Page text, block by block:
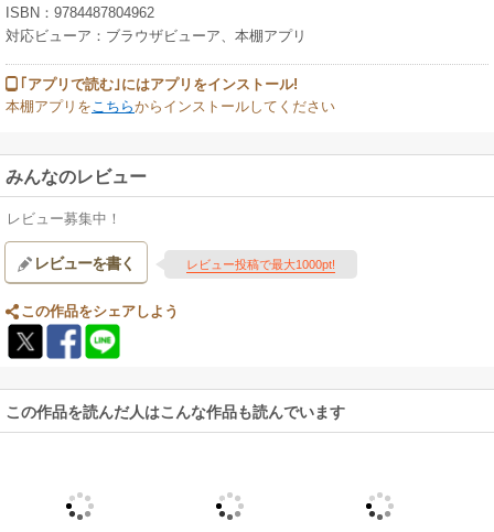
ISBN：9784487804962
対応ビューア：ブラウザビューア、本棚アプリ
｢アプリで読む｣にはアプリをインストール!
本棚アプリをこちらからインストールしてください
みんなのレビュー
レビュー募集中！
レビューを書く レビュー投稿で最大1000pt!
この作品をシェアしよう
この作品を読んだ人はこんな作品も読んでいます